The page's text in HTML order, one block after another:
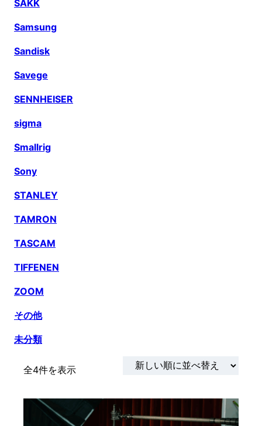
SAKK
Samsung
Sandisk
Savege
SENNHEISER
sigma
Smallrig
Sony
STANLEY
TAMRON
TASCAM
TIFFENEN
ZOOM
その他
未分類
全4件を表示新
い